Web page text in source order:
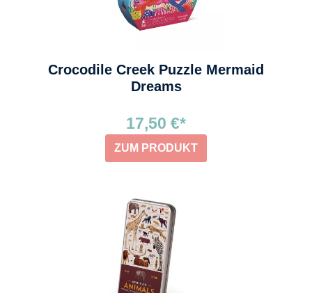
Crocodile Creek Puzzle Mermaid
Dreams
17,50 €*
ZUM PRODUKT